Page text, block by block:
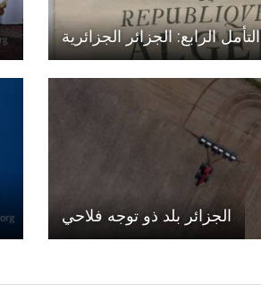
التأمل الرابع: الجزائر الجزائرية
الجزائر بلد ذو توجه فلاحي